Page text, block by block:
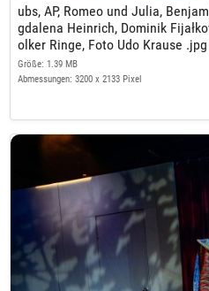
ubs, AP, Romeo und Julia,
gdalena Heinrich, Dominik
olker Ringe, Foto Udo Krause .jpg
Größe: 1.39 MB
Abmessungen: 3200 x 2133 Pixel